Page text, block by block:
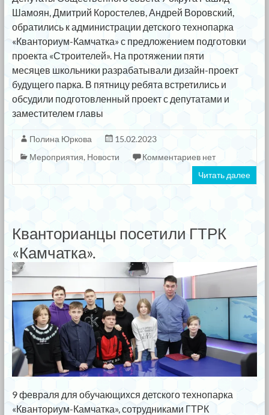
Шамоян, Дмитрий Коростелев, Андрей Воровский,
обратились к администрации детского технопарка
«Кванториум-Камчатка» с предложением подготовки
проекта «Строителей». На протяжении пяти
месяцев школьники разрабатывали дизайн-проект
будущего парка. В пятницу ребята встретились и
обсудили подготовленный проект с депутатами и
заместителем главы
Полина Юркова
15.02.2023
Мероприятия, Новости
Комментариев нет
Читать далее
Кванторианцы посетили ГТРК
«Камчатка».
9 февраля для обучающихся детского технопарка
«Кванториум-Камчатка», сотрудниками ГТРК